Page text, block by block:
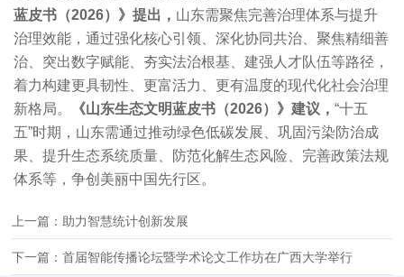
蓝皮书（2026）》提出， 山东需聚焦完善治理体系与提升
治理效能，通过强化核心引领、深化协同共治、聚焦精细善
治、突出数字赋能、夯实法治根基、建强人才队伍等路径，
着力构建更具韧性、更富活力、更有温度的现代化社会治理
新格局。
《山东生态文明蓝皮书（2026）》建议， “十五
五”时期，山东需通过推动绿色低碳发展、巩固污染防治成
果、提升生态系统质量、防范化解生态风险、完善政策法规
体系等，争创美丽中国先行区。
上一篇：助力智慧统计创新发展
下一篇：首届智能传播论坛暨学术论文工作坊在广西大学举行